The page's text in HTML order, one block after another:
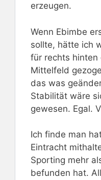
erzeugen.
Wenn Ebimbe
sollte, hätte ich
für rechts hinten
Mittelfeld
das was
Stabilität wäre
gewesen. Egal.
Ich finde man
Eintracht
Sporting mehr
befunden hat.